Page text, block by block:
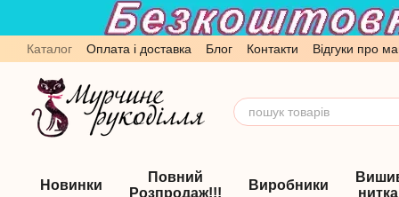
Перейти до основного контенту
Каталог Оплата і доставка Блог Контакти
Відгуки про
Обмін та повернення
Угода користувача
Новинки
Повний
Розпродаж!!!
Виробники